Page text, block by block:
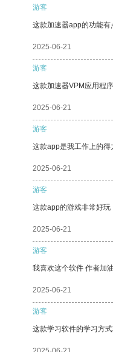
游客
这款加速器app的功能有
2025-06-21
游客
这款加速器VPM应用程
2025-06-21
游客
这款app是我工作上的得
2025-06-21
游客
这款app的游戏非常好玩
2025-06-21
游客
我喜欢这个软件 作者加油
2025-06-21
游客
这款学习软件的学习方